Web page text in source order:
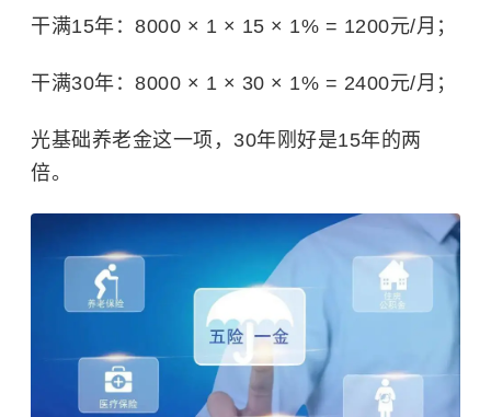
干满15年：8000 × 1 × 15 × 1% = 1200元/月；
干满30年：8000 × 1 × 30 × 1% = 2400元/月；
光基础养老金这一项，30年刚好是15年的两
倍。